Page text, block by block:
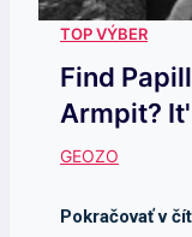
Find
Armpit?